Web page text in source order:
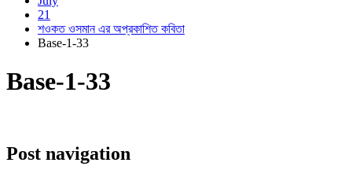
21
শওকত ওসমান এর অপ্রকাশিত কবিতা
Base-1-33
Base-1-33
Post navigation